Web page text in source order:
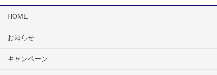
HOME
お知らせ
キャンペーン